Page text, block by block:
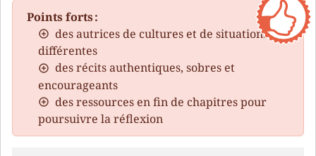
Points forts :
des autrices de cultures et de situations
différentes
des récits authentiques, sobres et
encourageants
des ressources en fin de chapitres pour
poursuivre la réflexion